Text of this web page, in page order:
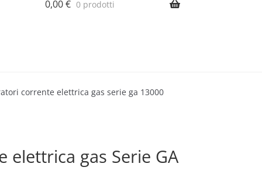
0,00€ 0 prodotti
corrente elettrica gas serie ga 13000
elettrica gas Serie GA